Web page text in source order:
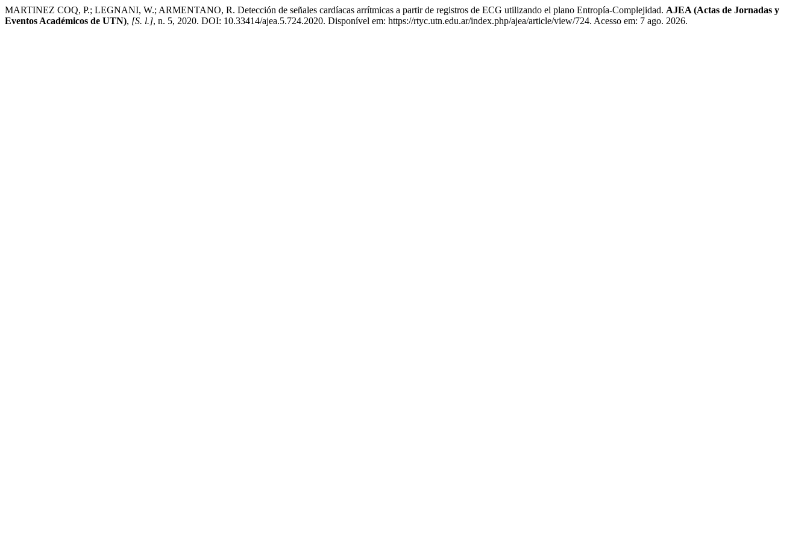
MARTINEZ COQ, P.; LEGNANI, W.; ARMENTANO, R. Detección de señales cardíacas arrítmicas a partir de registros de ECG utilizando el plano Entropía-Complejidad. AJEA (Actas de Jornadas y
Eventos Académicos de UTN), [S. l.], n. 5, 2020. DOI: 10.33414/ajea.5.724.2020. Disponível em: https://rtyc.utn.edu.ar/index.php/ajea/article/view/724. Acesso em: 7 ago. 2026.